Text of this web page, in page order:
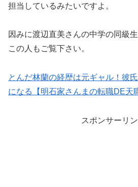
担当しているみたいですよ。
因みに渡辺直美さんの中学の同級
この人もご覧下さい。
とんだ林蘭の経歴は元ギャル！彼
になる【明石家さんまの転職DE天
スポンサーリ